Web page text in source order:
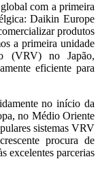
com a primeira
Daikin Europe
produtos
a primeira unidade
(VRV) no Japão,
eficiente para
no início da
no Médio Oriente
sistemas VRV
procura de
excelentes parcerias